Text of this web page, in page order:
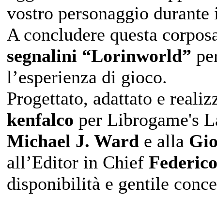
vostro personaggio
A concludere questa
segnalini “Lorinworld”
l’esperienza di gioco.
Progettato, adattato e
kenfalco per Librogame's
Michael J. Ward e alla
all’Editor in Chief
disponibilità e gentile